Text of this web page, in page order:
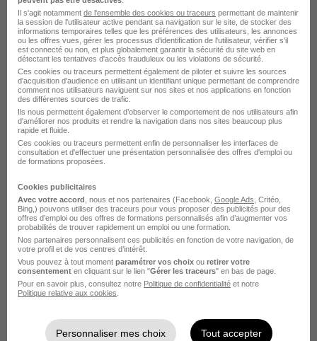
Voir l’offre
il y a 4 jours
Agent en Hôtellerie et Restauration
H/F
Les Landes-Genusson - 85 CDD
Voir l’offre
il y a 4 jours
Il s'agit notamment de l'ensemble des cookies ou traceurs permettant de maintenir
la session de l'utilisateur active pendant sa navigation sur le site, de stocker des
informations temporaires telles que les préférences des utilisateurs, les annonces
ou les offres vues, gérer les processus d'identification de l'utilisateur, vérifier s'il
est connecté ou non, et plus globalement garantir la sécurité du site web en
détectant les tentatives d'accès frauduleux ou les violations de sécurité.
Ces cookies ou traceurs permettent également de piloter et suivre les sources
d'acquisition d'audience en utilisant un identifiant unique permettant de comprendre
comment nos utilisateurs naviguent sur nos sites et nos applications en fonction
des différentes sources de trafic.
Ils nous permettent également d’observer le comportement de nos utilisateurs afin
d'améliorer nos produits et rendre la navigation dans nos sites beaucoup plus
rapide et fluide.
Ces cookies ou traceurs permettent enfin de personnaliser les interfaces de
consultation et d'effectuer une présentation personnalisée des offres d'emploi ou
de formations proposées.
Cookies publicitaires
Avec votre accord , nous et nos partenaires (Facebook, Google Ads , Critéo,
Bing,) pouvons utiliser des traceurs pour vous proposer des publicités pour des
offres d’emploi ou des offres de formations personnalisés afin d’augmenter vos
probabilités de trouver rapidement un emploi ou une formation.
Nos partenaires personnalisent ces publicités en fonction de votre navigation, de
votre profil et de vos centres d’intérêt.
Vous pouvez à tout moment paramétrer vos choix ou retirer votre
consentement en cliquant sur le lien "Gérer les traceurs" en bas de page.
Pour en savoir plus, consultez notre Politique de confidentialité et notre
Politique relative aux cookies
Personnaliser mes choix Tout accepter